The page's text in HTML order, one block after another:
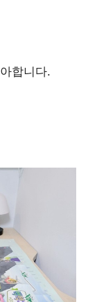
합니다.